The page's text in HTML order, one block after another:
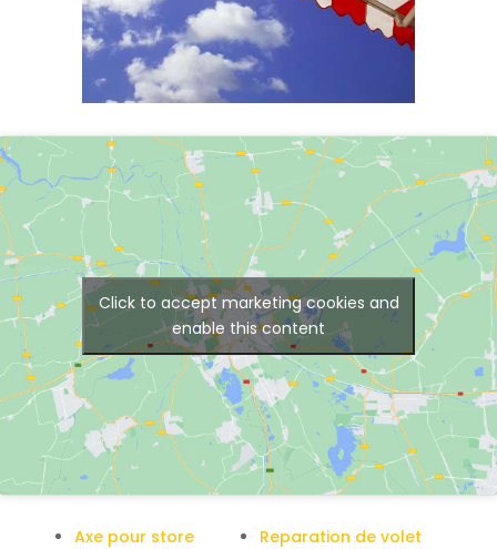
Click to accept marketing cookies and
enable this content
Axe pour store
Reparation de volet